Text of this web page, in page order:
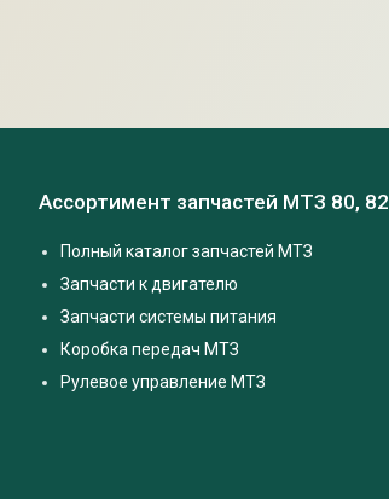
Ассортимент запчастей МТЗ 80, 82
Полный каталог запчастей МТЗ
Запчасти к двигателю
Запчасти системы питания
Коробка передач МТЗ
Рулевое управление МТЗ